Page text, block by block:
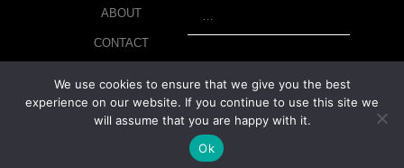
ABOUT
CONTACT
MY ACCOUNT
We use cookies to ensure that we give you the best
experience on our website. If you continue to use this site we
will assume that you are happy with it.
Ok